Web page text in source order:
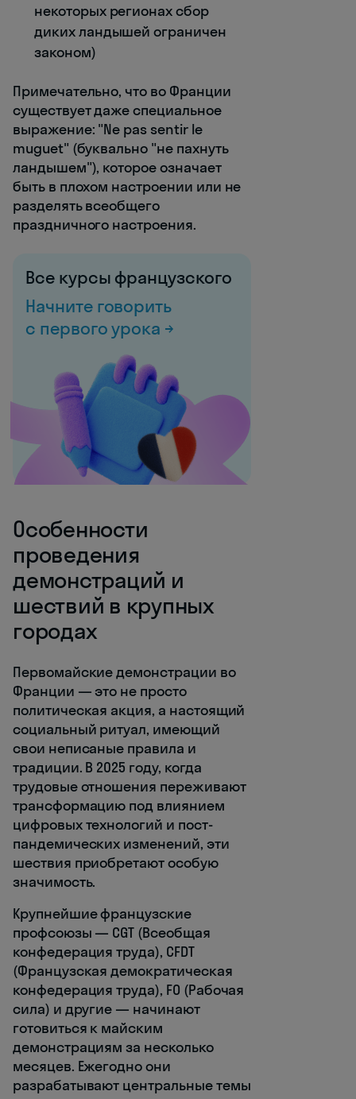
некоторых регионах сбор
диких ландышей ограничен
законом)
Примечательно, что во Франции
существует даже специальное
выражение: "Ne pas sentir le
muguet" (буквально "не пахнуть
ландышем"), которое означает
быть в плохом настроении или не
разделять всеобщего
праздничного настроения.
Все курсы французского
Начните говорить
с первого урока →
Особенности
проведения
демонстраций и
шествий в крупных
городах
Первомайские демонстрации во
Франции — это не просто
политическая акция, а настоящий
социальный ритуал, имеющий
свои неписаные правила и
традиции. В 2025 году, когда
трудовые отношения переживают
трансформацию под влиянием
цифровых технологий и пост-
пандемических изменений, эти
шествия приобретают особую
значимость.
Крупнейшие французские
профсоюзы — CGT (Всеобщая
конфедерация труда), CFDT
(Французская демократическая
конфедерация труда), FO (Рабочая
сила) и другие — начинают
готовиться к майским
демонстрациям за несколько
месяцев. Ежегодно они
разрабатывают центральные темы